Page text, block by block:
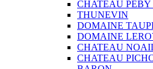
CHATEAU PEBY
THUNEVIN
DOMAINE
DOMAINE
CHATEAU
CHATEAU